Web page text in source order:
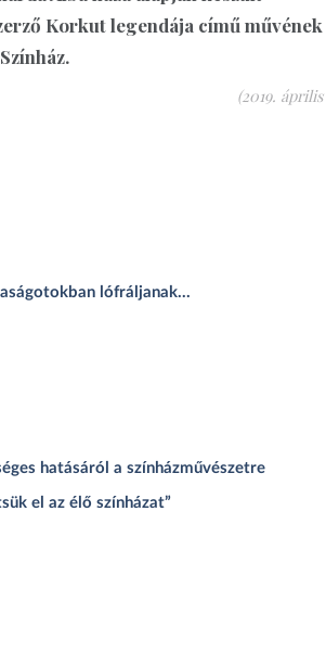
Korkut legendája című művének
(2019.
lófráljanak...
hatásáról a színházművészetre
el az élő színházat”